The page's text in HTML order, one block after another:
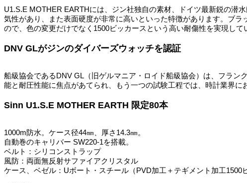
U1.S.E MOTHER EARTHには、ジン社独自の素材、ドイツ最新鋭の潜
気性があり、また表面硬度が非常に高いといった特徴があります。ブ
ので、色の変更だけでなく1500ビッカースという高い耐傷性を実現して
DNV GLがジンのダイバーズウォッチを認証
船級協会であるDNV GL（旧ゲルマニア・ロイド船級協会）は、フラ
能と耐圧性能に焦点があてられ、もう一つの試験工程では、時計業界
Sinn U1.S.E MOTHER EARTH 限定80本
1000m防水。ケース径44㎜、厚さ14.3㎜。
自動巻のキャリバー SW220-1を搭載。
ベルト：シリコンストラップ
風防：両面無反射サファイアクリスタル
ケース、ベゼル：Uボート・スチール（PVD加工＋テギメント加工1500